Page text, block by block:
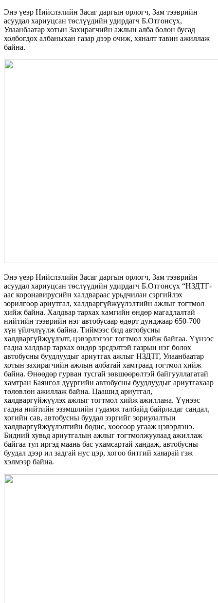
Энэ үеэр Нийслэлийн Засаг даргын орлогч, Зам тээврийн
асуудал хариуцсан төслүүдийн удирдагч Б.Отгонсүх,
Улаанбаатар хотын Захирагчийн ажлын алба болон бусад
холбогдох албаныхан газар дээр очиж, хяналт тавин ажиллаж
байна.
Энэ үеэр Нийслэлийн Засаг даргын орлогч, Зам тээврийн
асуудал хариуцсан төслүүдийн удирдагч Б.Отгонсүх “НЗДТГ-
аас коронавирусийн халдвараас урьдчилан сэргийлэх
зорилгоор ариутгал, халдваргүйжүүлэлтийн ажлыг тогтмол
хийж байна. Халдвар тархах хамгийн өндөр магадлалтай
нийтийн тээврийн нэг автобусаар өдөрт дунджаар 650-700
хүн үйлчлүүлж байна. Тиймээс бид автобусны
халдваргүйжүүлэлт, цэвэрлэгээг тогтмол хийж байгаа. Үүнээс
гадна халдвар тархах өндөр эрсдэлтэй газрын нэг болох
автобусны буудлуудыг ариутгах ажлыг НЗДТГ, Улаанбаатар
хотын захирагчийн ажлын албатай хамтраад тогтмол хийж
байна. Өнөөдөр гурван тусгай зөвшөөрөлтэй байгууллагатай
хамтран Баянгол дүүргийн автобусны буудлуудыг ариутгахаар
төлөвлөн ажиллаж байна. Цаашид ариутгал,
халдваргүйжүүлэх ажлыг тогтмол хийж ажиллана. Үүнээс
гадна нийтийн эзэмшлийн гудамж талбайд байрладаг сандал,
хогийн сав, автобусны буудал зэргийг зориулалтын
халдваргүйжүүлэлтийн бодис, хөөсөөр угааж цэвэрлэнэ.
Бидний хувьд ариутгалын ажлыг тогтмолжуулаад ажиллаж
байгаа тул иргэд маань бас ухамсартай хандаж, автобусны
буудал дээр ил задгай нус цэр, хогоо битгий хаяарай гэж
хэлмээр байна.